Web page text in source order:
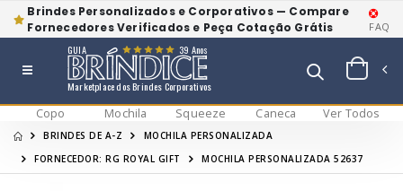
Brindes Personalizados e Corporativos — Compare
Fornecedores Verificados e Peça Cotação Grátis
FAQ
Marketplace dos Brindes Corporativos
GUIA 39 Anos
Copo Mochila Squeeze Caneca Ver Todos
BRINDES DE A-Z
MOCHILA PERSONALIZADA
FORNECEDOR: RG ROYAL GIFT
MOCHILA PERSONALIZADA 52637